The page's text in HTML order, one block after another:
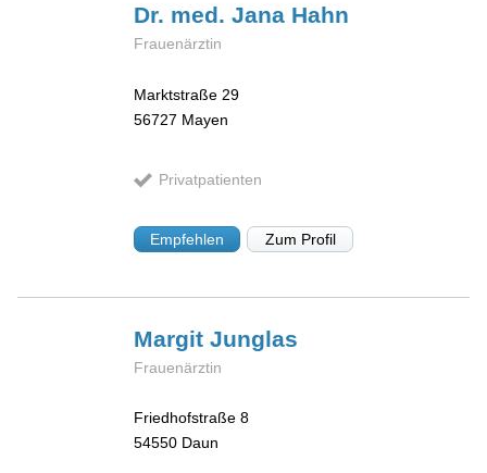
Dr. med. Jana Hahn
Frauenärztin
Marktstraße 29
56727 Mayen
Privatpatienten
Empfehlen Zum Profil
MargitJunglas
Frauenärztin
Friedhofstraße 8
54550 Daun